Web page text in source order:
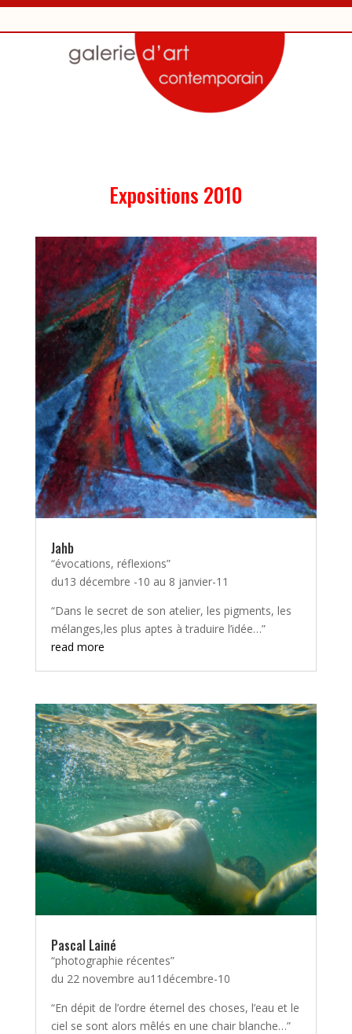
Expositions 2010
Jahb
“évocations, réflexions”
du13 décembre -10 au 8 janvier-11
“Dans le secret de son atelier, les pigments, les
mélanges,les plus aptes à traduire l’idée…”
read more
Pascal Lainé
“photographie récentes”
du 22 novembre au11décembre-10
“En dépit de l’ordre éternel des choses, l’eau et le
ciel se sont alors mêlés en une chair blanche…”